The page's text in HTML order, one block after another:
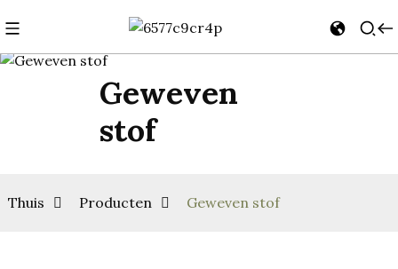
Geweven
stof
Thuis Producten Geweven stof